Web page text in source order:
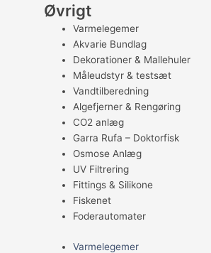
Øvrigt
Varmelegemer
Akvarie Bundlag
Dekorationer & Mallehuler
Måleudstyr & testsæt
Vandtilberedning
Algefjerner & Rengøring
CO2 anlæg
Garra Rufa – Doktorfisk
Osmose Anlæg
UV Filtrering
Fittings & Silikone
Fiskenet
Foderautomater
Varmelegemer